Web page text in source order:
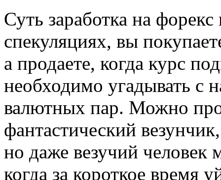
Суть заработка на
спекуляциях, вы
а продаете, когда курс
необходимо угадывать с
валютных пар. Можно
фантастический
но даже везучий человек
когда за короткое время